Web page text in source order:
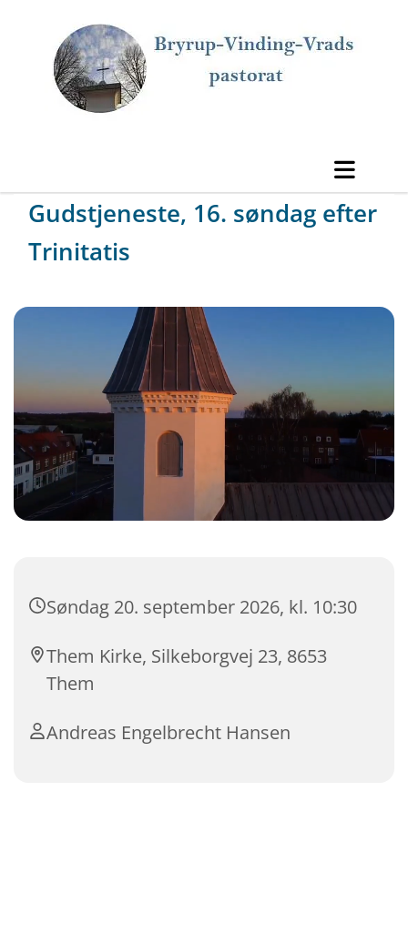
Gudstjeneste, 16. søndag efter
Trinitatis
Søndag 20. september 2026, kl. 10:30
Them Kirke, Silkeborgvej 23, 8653
Them
Andreas Engelbrecht Hansen